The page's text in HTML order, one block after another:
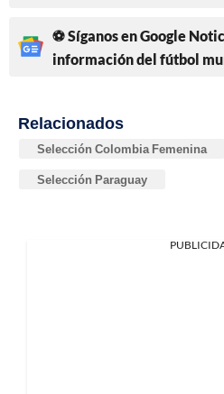
⚽ Síganos en Google
información del fútbol
Relacionados
Selección Colombia Femenina
Selección Paraguay